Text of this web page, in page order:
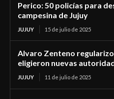
Perico: 50 policías para
campesina de Jujuy
JUJUY 15 de julio de 2025
Alvaro Zenteno regularizo
eligieron nuevas
JUJUY 11 de julio de 2025